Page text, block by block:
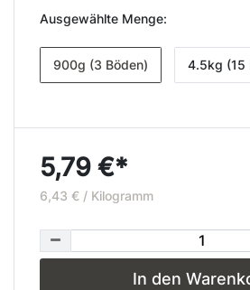
Ausgewählte Menge:
900g (3 Böden) 4.5kg (15
5,79 €*
6,43 € / Kilogramm
In den